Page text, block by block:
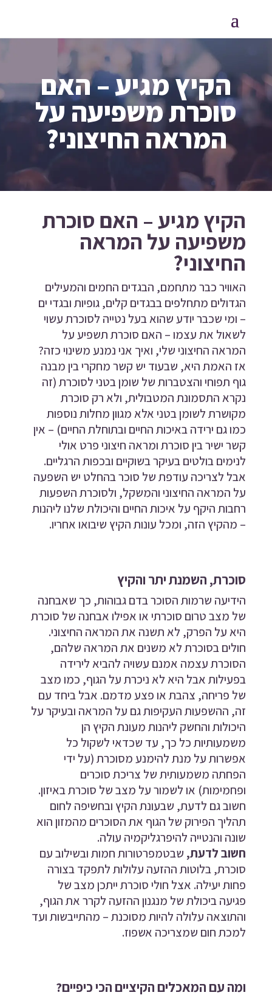
הקיץ מגיע – האם
סוכרת משפיעה על
המראה החיצוני?
הקיץ מגיע – האם סוכרת
משפיעה על המראה
החיצוני?
האוויר כבר מתחמם, הבגדים החמים והמעילים
הגדולים מתחלפים בבגדים קלים, גופיות ובגדי ים
– ומי שכבר יודע שהוא בעל נטייה לסוכרת עשוי
לשאול את עצמו – האם סוכרת תשפיע על
המראה החיצוני שלי, ואיך אני נמנע משינוי כזה?
אז האמת היא, שבעוד יש קשר מחקרי בין מבנה
גוף תפוחי והצטברות של שומן בטני לסוכרת (זה
נקרא התסמונת המטבולית, ולא רק סוכרת
מקושרת לשומן בטני אלא מגוון מחלות נוספות
כמו גם ירידה באיכות החיים ובתוחלת החיים) – אין
קשר ישיר בין סוכרת ומראה חיצוני פרט אולי
לנימים בולטים בעיקר בשוקיים ובכפות הרגליים.
אבל לצריכה עודפת של סוכר בהחלט יש השפעה
על המראה החיצוני והמשקל, ולסוכרת השפעות
רחבות היקף על איכות החיים והיכולת שלנו ליהנות
– מהקיץ הזה, ומכל עונות הקיץ שיבואו אחריו.
סוכרת, השמנת יתר והקיץ
הידיעה שרמות הסוכר בדם גבוהות, כך שאבחנה
של מצב טרום סוכרתי או אפילו אבחנה של סוכרת
היא על הפרק, לא תשנה את המראה החיצוני.
חולים בסוכרת לא משנים את המראה שלהם,
הסוכרת עצמה אמנם עשויה להביא לירידה
בפעילות אבל היא לא ניכרת על הגוף, כמו מצב
של פריחה, צהבת או פצע מדמם. אבל ביחד עם
זה, ההשפעות העקיפות גם על המראה ובעיקר על
היכולות והחשק ליהנות מעונת הקיץ הן
משמעותיות כל כך, עד שכדאי לשקול כל
אפשרות על מנת להימנע מסוכרת (על ידי
הפחתה משמעותית של צריכת סוכרים
ופחמימות) או לשמור על מצב של סוכרת באיזון.
חשוב גם לדעת, שבעונת הקיץ ובחשיפה לחום
תהליך הפירוק של הגוף את הסוכרים מהמזון הוא
שונה והנטייה להיפרגליקמיה עולה.
חשוב לדעת, שבטמפרטורות חמות ובשילוב עם
סוכרת, בלוטות ההזעה עלולות לתפקד בצורה
פחות יעילה. אצל חולי סוכרת ייתכן מצב של
פגיעה ביכולת של מנגנון ההזעה לקרר את הגוף,
והתוצאה עלולה להיות מסוכנת – מהתייבשות ועד
למכת חום שמצריכה אשפוז.
ומה עם המאכלים הקיציים הכי כיפיים?